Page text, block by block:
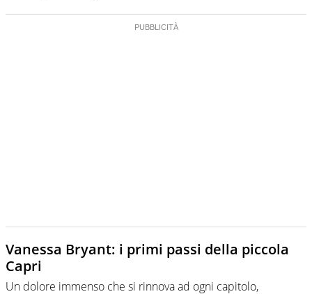
Vanessa Bryant: i primi passi della piccola
Capri
Un dolore immenso che si rinnova ad ogni capitolo,